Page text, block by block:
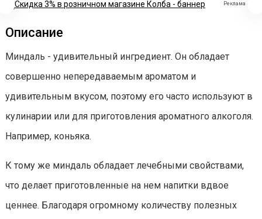
Реклама
Описание
Миндаль - удивительный ингредиент. Он обладает
совершенно непередаваемым ароматом и
удивительным вкусом, поэтому его часто используют в
кулинарии или для приготовления ароматного алкоголя.
Например, коньяка.
К тому же миндаль обладает лечебными свойствами,
что делает приготовленные на нем напитки вдвое
ценнее. Благодаря огромному количеству полезных